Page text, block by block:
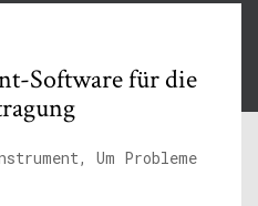
Software für die
Um Probleme